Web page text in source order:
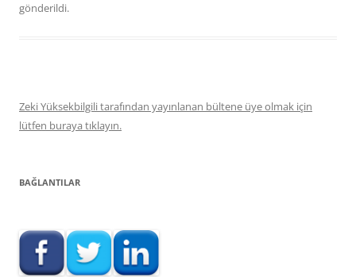
gönderildi.
Zeki Yüksekbilgili tarafından yayınlanan bültene üye olmak için
lütfen buraya tıklayın.
BAĞLANTILAR